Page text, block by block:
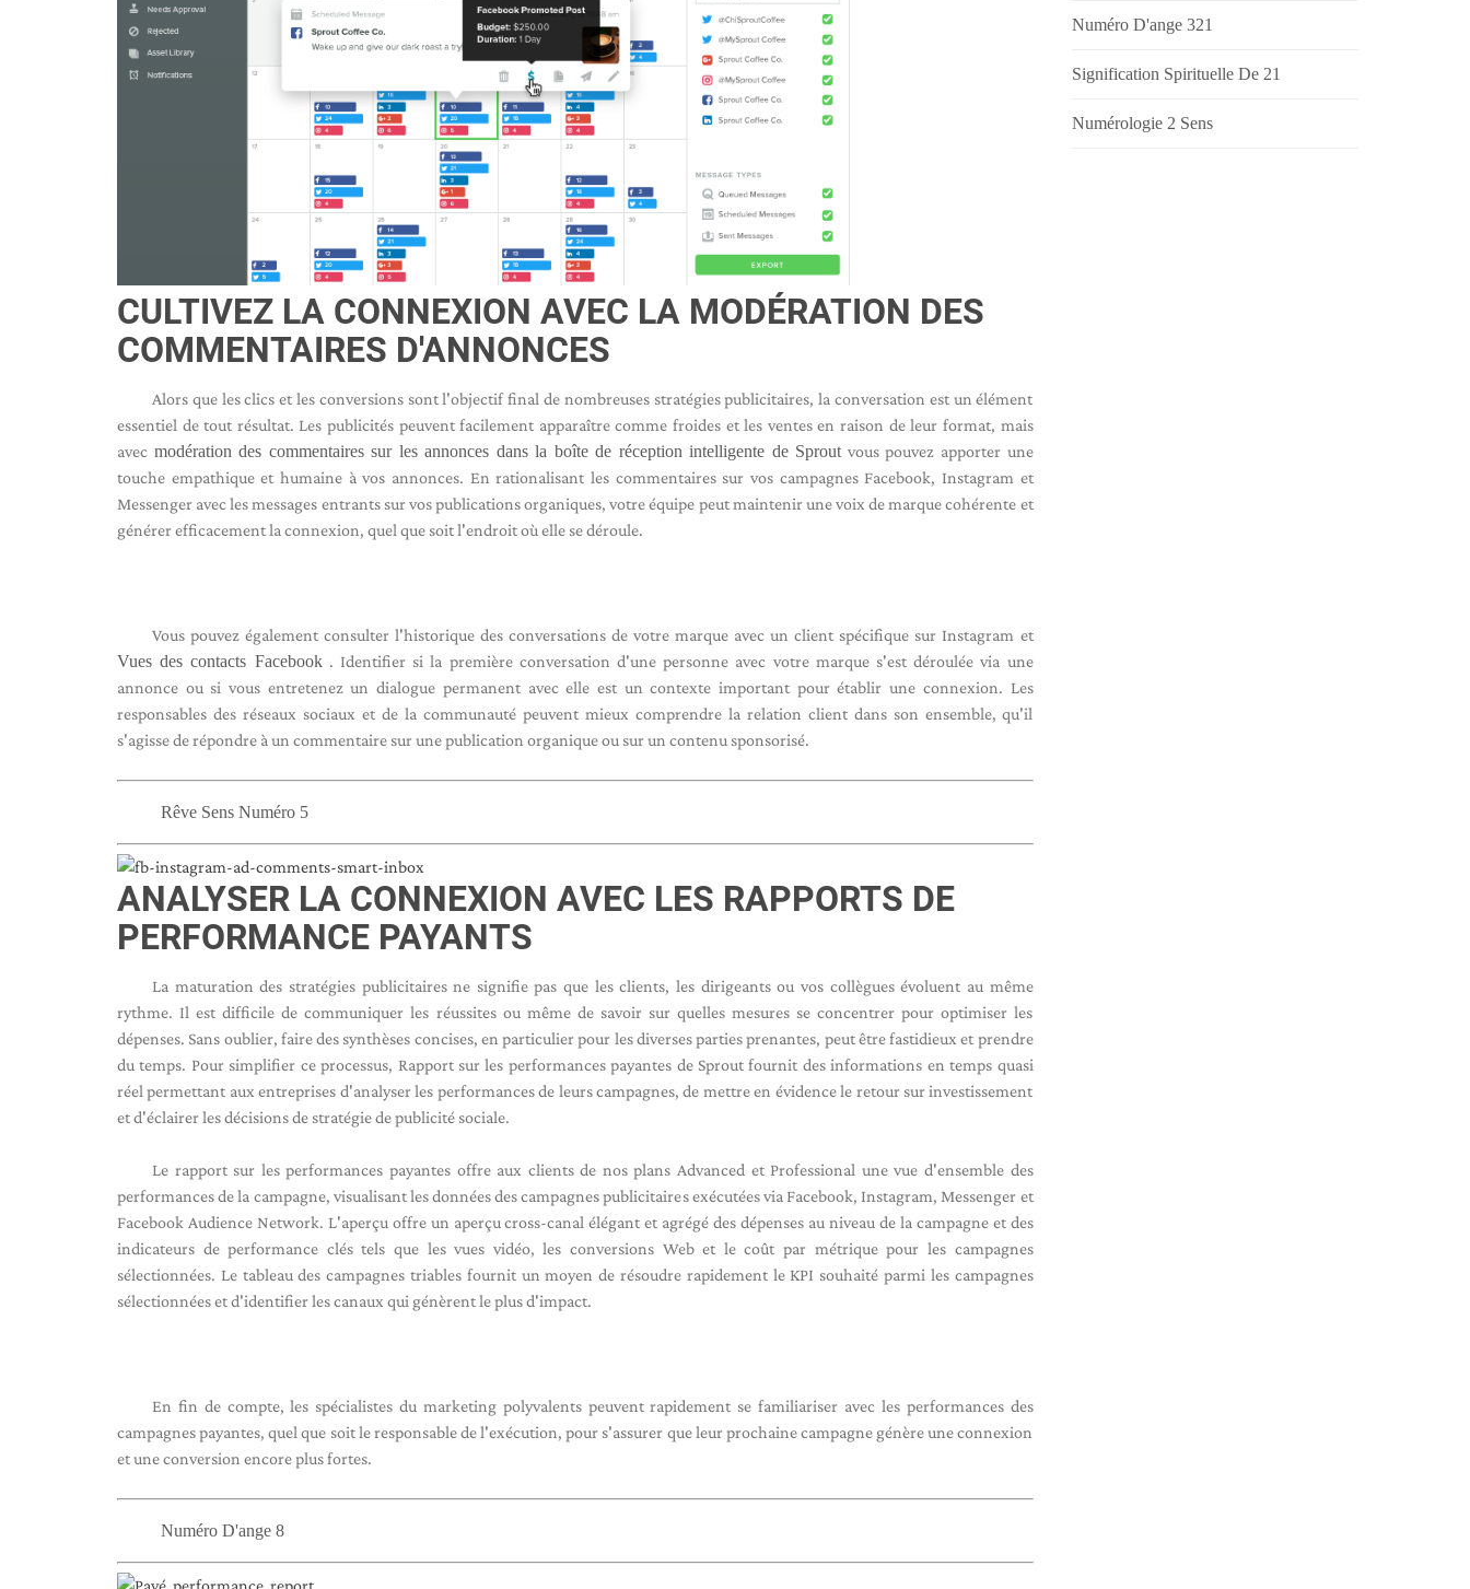
CULTIVEZ LA CONNEXION AVEC LA MODÉRATION DES
COMMENTAIRES D'ANNONCES
Alors que les clics et les conversions sont l'objectif final de nombreuses stratégies publicitaires, la conversation est un élément
essentiel de tout résultat. Les publicités peuvent facilement apparaître comme froides et les ventes en raison de leur format, mais
avec modération des commentaires sur les annonces dans la boîte de réception intelligente de Sprout vous pouvez apporter une
touche empathique et humaine à vos annonces. En rationalisant les commentaires sur vos campagnes Facebook, Instagram et
Messenger avec les messages entrants sur vos publications organiques, votre équipe peut maintenir une voix de marque cohérente et
générer efficacement la connexion, quel que soit l'endroit où elle se déroule.
Vous pouvez également consulter l'historique des conversations de votre marque avec un client spécifique sur Instagram et
Vues des contacts Facebook. Identifier si la première conversation d'une personne avec votre marque s'est déroulée via une
annonce ou si vous entretenez un dialogue permanent avec elle est un contexte important pour établir une connexion. Les
responsables des réseaux sociaux et de la communauté peuvent mieux comprendre la relation client dans son ensemble, qu'il
s'agisse de répondre à un commentaire sur une publication organique ou sur un contenu sponsorisé.
Rêve Sens Numéro 5
ANALYSER LA CONNEXION AVEC LES RAPPORTS DE
PERFORMANCE PAYANTS
La maturation des stratégies publicitaires ne signifie pas que les clients, les dirigeants ou vos collègues évoluent au même
rythme. Il est difficile de communiquer les réussites ou même de savoir sur quelles mesures se concentrer pour optimiser les
dépenses. Sans oublier, faire des synthèses concises, en particulier pour les diverses parties prenantes, peut être fastidieux et prendre
du temps. Pour simplifier ce processus, Rapport sur les performances payantes de Sprout fournit des informations en temps quasi
réel permettant aux entreprises d'analyser les performances de leurs campagnes, de mettre en évidence le retour sur investissement
et d'éclairer les décisions de stratégie de publicité sociale.
Le rapport sur les performances payantes offre aux clients de nos plans Advanced et Professional une vue d'ensemble des
performances de la campagne, visualisant les données des campagnes publicitaires exécutées via Facebook, Instagram, Messenger et
Facebook Audience Network. L'aperçu offre un aperçu cross-canal élégant et agrégé des dépenses au niveau de la campagne et des
indicateurs de performance clés tels que les vues vidéo, les conversions Web et le coût par métrique pour les campagnes
sélectionnées. Le tableau des campagnes triables fournit un moyen de résoudre rapidement le KPI souhaité parmi les campagnes
sélectionnées et d'identifier les canaux qui génèrent le plus d'impact.
En fin de compte, les spécialistes du marketing polyvalents peuvent rapidement se familiariser avec les performances des
campagnes payantes, quel que soit le responsable de l'exécution, pour s'assurer que leur prochaine campagne génère une connexion
et une conversion encore plus fortes.
Numéro D'ange 8
Numéro D'ange 321
Signification Spirituelle De 21
Numérologie 2 Sens